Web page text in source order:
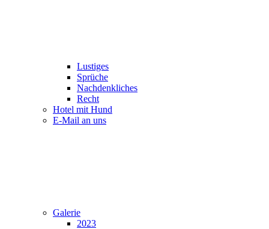
Lustiges
Sprüche
Nachdenkliches
Recht
Hotel mit Hund
E-Mail an uns
Galerie
2023